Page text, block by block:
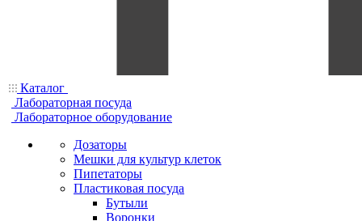
Каталог
Лабораторная посуда
Лабораторное оборудование
Дозаторы
Мешки для культур клеток
Пипетаторы
Пластиковая посуда
Бутыли
Воронки